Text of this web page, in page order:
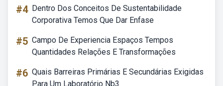
#4 Dentro Dos Conceitos De Sustentabilidade
Corporativa Temos Que Dar Enfase
#5 Campo De Experiencia Espaços Tempos
Quantidades Relações E Transformações
#6 Quais Barreiras Primárias E Secundárias Exigidas
Para Um Laboratório Nb3